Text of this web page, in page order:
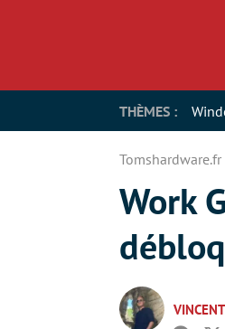
THÈMES :
Tomshardware.fr
Work